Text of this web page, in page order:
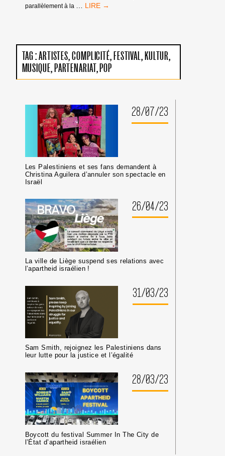
parallèlement à la
MANDATS
:
PAS
DE
TRIBUNE
DE
GUERRE
ISRAÉLIEN·NES
PRÉSUMÉ·ES
DANS
LES
MILIEUX
UNIVERSITAIRES
OU
TAG :ARTISTES COMPLICITÉ FESTIVAL KULTUR
MUSIQUE PARTENARIAT POP
28/07/23
Les Palestiniens et ses fans demandent à
Christina Aguilera d’annuler son spectacle en
Israël
26/04/23
La ville de Liège suspend ses relations avec
l’apartheid israélien !
31/03/23
Sam Smith, rejoignez les Palestiniens dans
leur lutte pour la justice et l’égalité
28/03/23
Boycott du festival Summer In The City de
l’État d’apartheid israélien